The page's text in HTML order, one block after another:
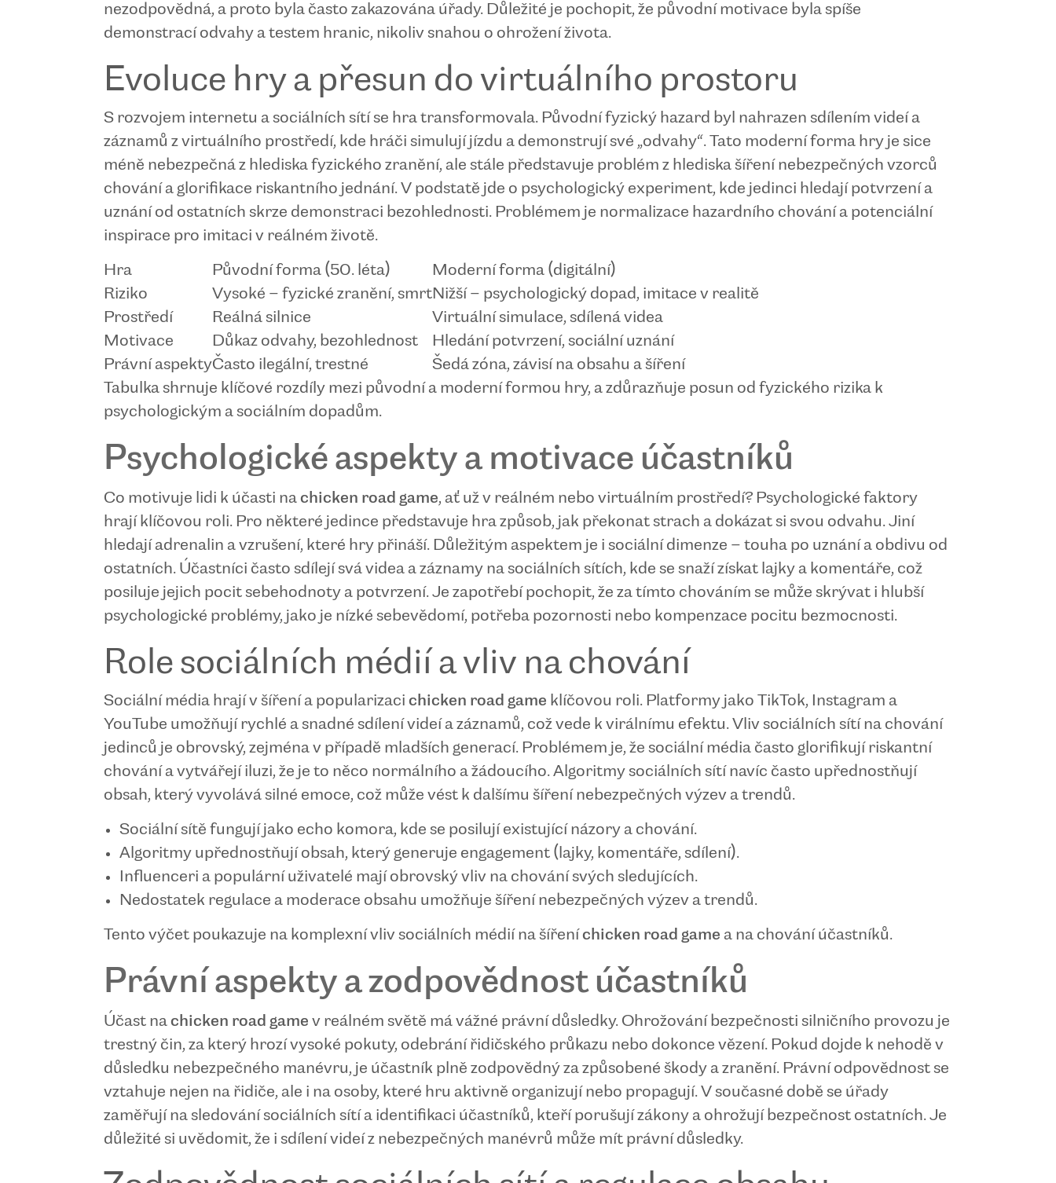
nezodpovědná, a proto byla často zakazována úřady. Důležité je pochopit, že původní motivace byla spíše
demonstrací odvahy a testem hranic, nikoliv snahou o ohrožení života.
Evoluce hry a přesun do virtuálního prostoru
S rozvojem internetu a sociálních sítí se hra transformovala. Původní fyzický hazard byl nahrazen sdílením videí a
záznamů z virtuálního prostředí, kde hráči simulují jízdu a demonstrují své „odvahy“. Tato moderní forma hry je sice
méně nebezpečná z hlediska fyzického zranění, ale stále představuje problém z hlediska šíření nebezpečných vzorců
chování a glorifikace riskantního jednání. V podstatě jde o psychologický experiment, kde jedinci hledají potvrzení a
uznání od ostatních skrze demonstraci bezohlednosti. Problémem je normalizace hazardního chování a potenciální
inspirace pro imitaci v reálném životě.
Hra Původní forma (50. léta)
Moderní forma (digitální)
Riziko
Vysoké – fyzické zranění, smrtNižší – psychologický dopad, imitace v realitě
Prostředí
Reálná silnice
Virtuální simulace, sdílená videa
Motivace
Důkaz odvahy, bezohlednost
Hledání potvrzení, sociální uznání
Právní aspektyČasto ilegální, trestné
Šedá zóna, závisí na obsahu a šíření
Tabulka shrnuje klíčové rozdíly mezi původní a moderní formou hry, a zdůrazňuje posun od fyzického rizika k
psychologickým a sociálním dopadům.
Psychologické aspekty a motivace účastníků
Co motivuje lidi k účasti nachicken road game, ať už v reálném nebo virtuálním prostředí? Psychologické faktory
hrají klíčovou roli. Pro některé jedince představuje hra způsob, jak překonat strach a dokázat si svou odvahu. Jiní
hledají adrenalin a vzrušení, které hry přináší. Důležitým aspektem je i sociální dimenze – touha po uznání a obdivu od
ostatních. Účastníci často sdílejí svá videa a záznamy na sociálních sítích, kde se snaží získat lajky a komentáře, což
posiluje jejich pocit sebehodnoty a potvrzení. Je zapotřebí pochopit, že za tímto chováním se může skrývat i hlubší
psychologické problémy, jako je nízké sebevědomí, potřeba pozornosti nebo kompenzace pocitu bezmocnosti.
Role sociálních médií a vliv na chování
Sociální média hrají v šíření a popularizaci chicken road game klíčovou roli. Platformy jako TikTok, Instagram a
YouTube umožňují rychlé a snadné sdílení videí a záznamů, což vede k virálnímu efektu. Vliv sociálních sítí na chování
jedinců je obrovský, zejména v případě mladších generací. Problémem je, že sociální média často glorifikují riskantní
chování a vytvářejí iluzi, že je to něco normálního a žádoucího. Algoritmy sociálních sítí navíc často upřednostňují
obsah, který vyvolává silné emoce, což může vést k dalšímu šíření nebezpečných výzev a trendů.
Sociální sítě fungují jako echo komora, kde se posilují existující názory a chování.
Algoritmy upřednostňují obsah, který generuje engagement (lajky, komentáře, sdílení).
Influenceri a populární uživatelé mají obrovský vliv na chování svých sledujících.
Nedostatek regulace a moderace obsahu umožňuje šíření nebezpečných výzev a trendů.
Tento výčet poukazuje na komplexní vliv sociálních médií na šířeníchicken road game a na chování účastníků.
Právní aspekty a zodpovědnost účastníků
Účast nachicken road game v reálném světě má vážné právní důsledky. Ohrožování bezpečnosti silničního provozu je
trestný čin, za který hrozí vysoké pokuty, odebrání řidičského průkazu nebo dokonce vězení. Pokud dojde k nehodě v
důsledku nebezpečného manévru, je účastník plně zodpovědný za způsobené škody a zranění. Právní odpovědnost se
vztahuje nejen na řidiče, ale i na osoby, které hru aktivně organizují nebo propagují. V současné době se úřady
zaměřují na sledování sociálních sítí a identifikaci účastníků, kteří porušují zákony a ohrožují bezpečnost ostatních. Je
důležité si uvědomit, že i sdílení videí z nebezpečných manévrů může mít právní důsledky.